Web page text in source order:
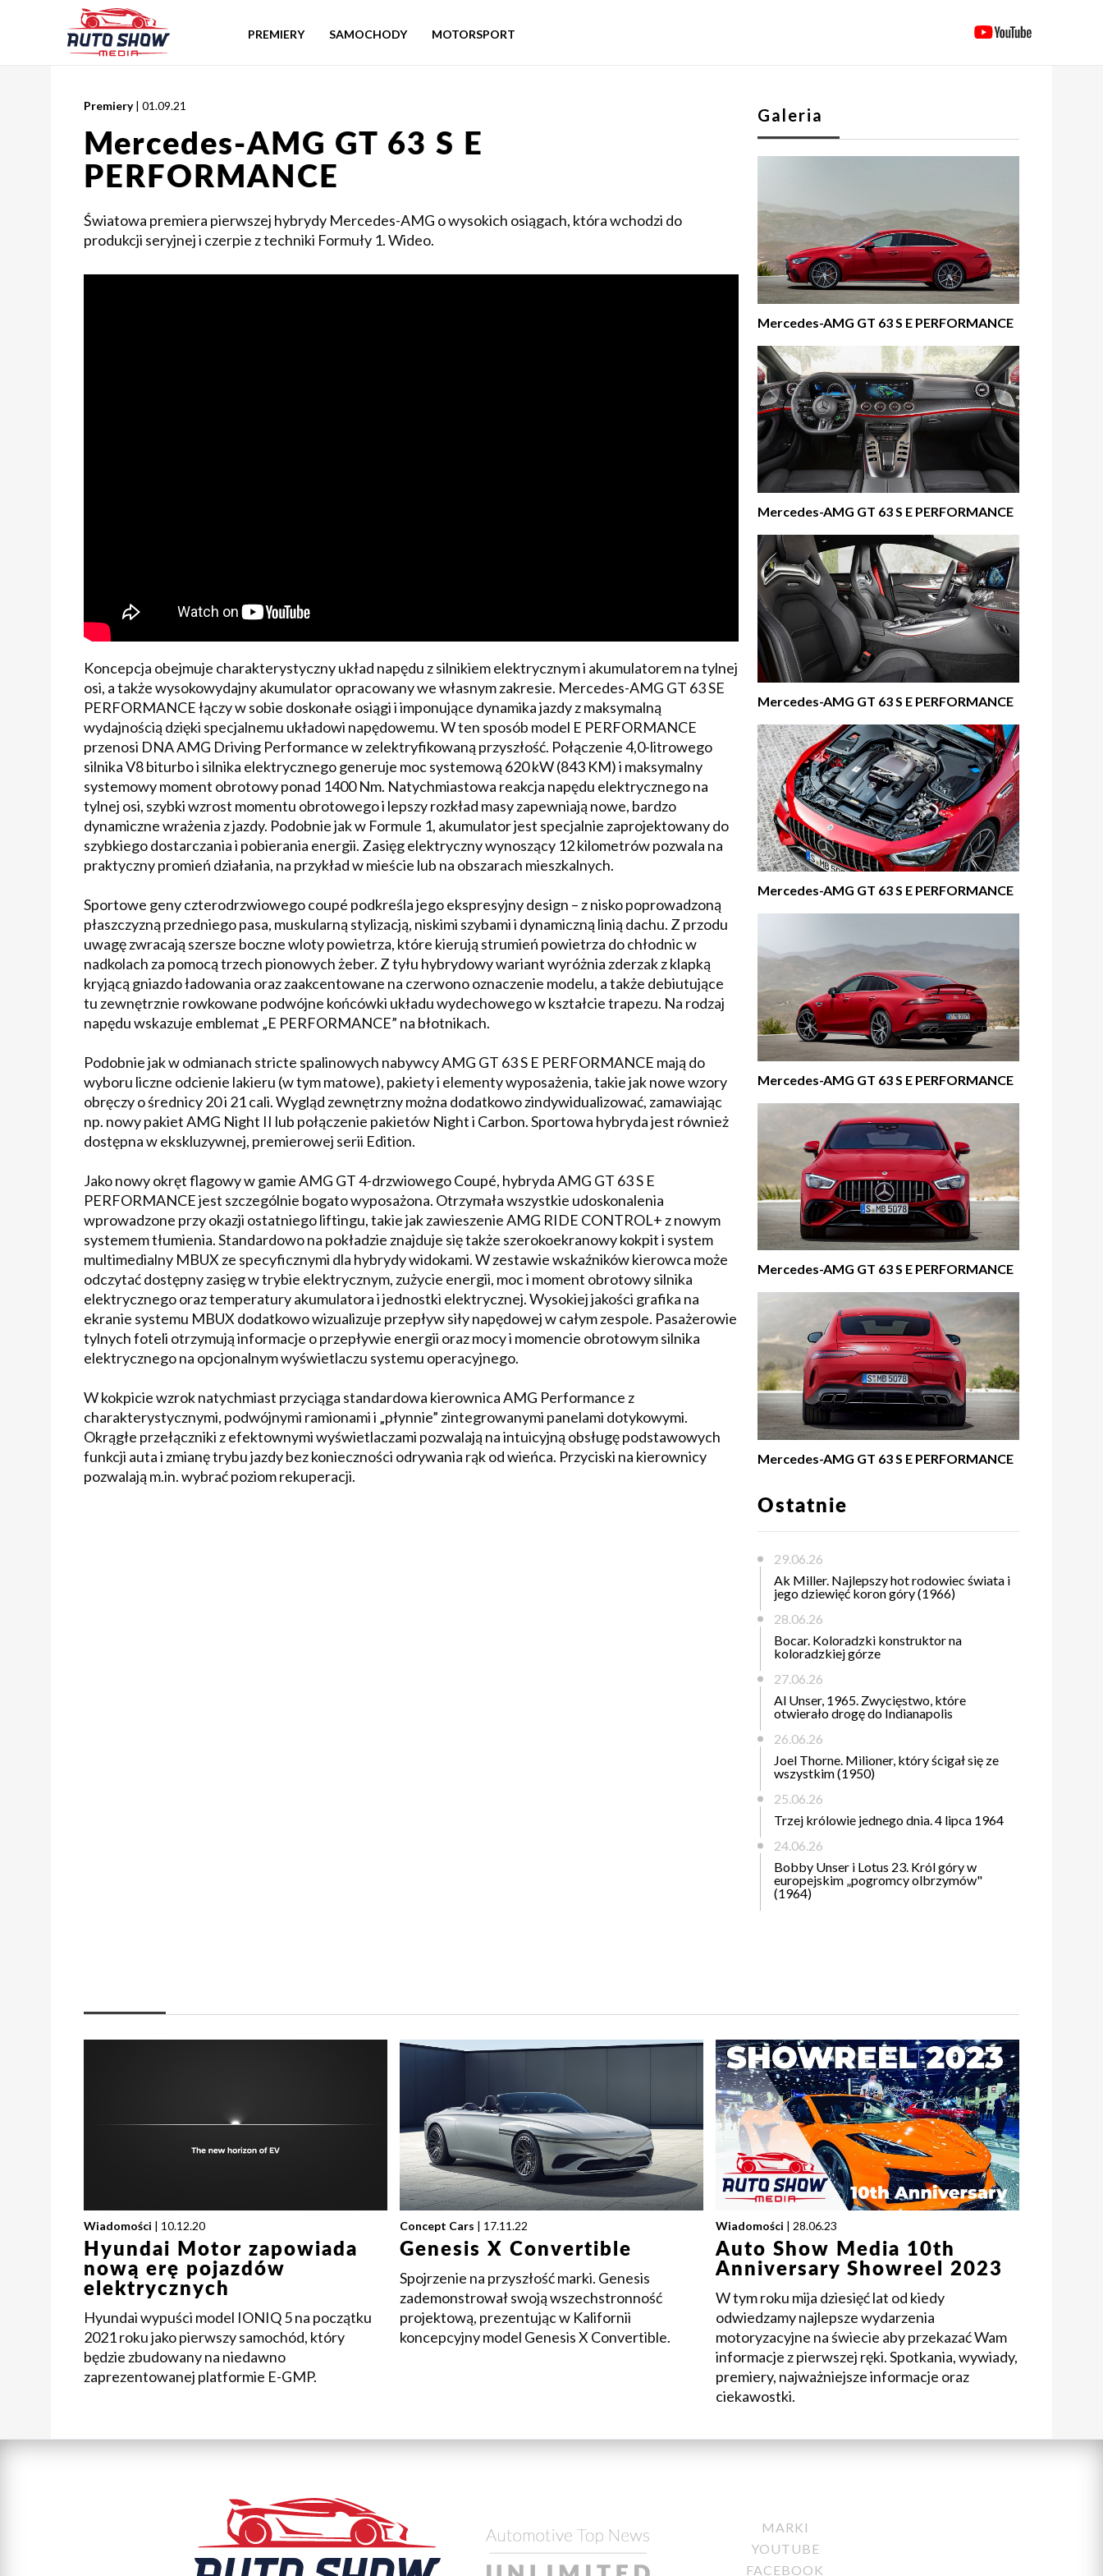
PREMIERY SAMOCHODY MOTORSPORT
Premiery | 01.09.21
Mercedes-AMG GT 63 S E
PERFORMANCE
Światowa premiera pierwszej hybrydy Mercedes-AMG o wysokich osiągach, która wchodzi do
produkcji seryjnej i czerpie z techniki Formuły 1. Wideo.
Koncepcja obejmuje charakterystyczny układ napędu z silnikiem elektrycznym i akumulatorem na tylnej
osi, a także wysokowydajny akumulator opracowany we własnym zakresie. Mercedes-AMG GT 63 SE
PERFORMANCE łączy w sobie doskonałe osiągi i imponujące dynamika jazdy z maksymalną
wydajnością dzięki specjalnemu układowi napędowemu. W ten sposób model E PERFORMANCE
przenosi DNA AMG Driving Performance w zelektryfikowaną przyszłość. Połączenie 4,0-litrowego
silnika V8 biturbo i silnika elektrycznego generuje moc systemową 620 kW (843 KM) i maksymalny
systemowy moment obrotowy ponad 1400 Nm. Natychmiastowa reakcja napędu elektrycznego na
tylnej osi, szybki wzrost momentu obrotowego i lepszy rozkład masy zapewniają nowe, bardzo
dynamiczne wrażenia z jazdy. Podobnie jak w Formule 1, akumulator jest specjalnie zaprojektowany do
szybkiego dostarczania i pobierania energii. Zasięg elektryczny wynoszący 12 kilometrów pozwala na
praktyczny promień działania, na przykład w mieście lub na obszarach mieszkalnych.
Sportowe geny czterodrzwiowego coupé podkreśla jego ekspresyjny design – z nisko poprowadzoną
płaszczyzną przedniego pasa, muskularną stylizacją, niskimi szybami i dynamiczną linią dachu. Z przodu
uwagę zwracają szersze boczne wloty powietrza, które kierują strumień powietrza do chłodnic w
nadkolach za pomocą trzech pionowych żeber. Z tyłu hybrydowy wariant wyróżnia zderzak z klapką
kryjącą gniazdo ładowania oraz zaakcentowane na czerwono oznaczenie modelu, a także debiutujące
tu zewnętrznie rowkowane podwójne końcówki układu wydechowego w kształcie trapezu. Na rodzaj
napędu wskazuje emblemat „E PERFORMANCE” na błotnikach.
Podobnie jak w odmianach stricte spalinowych nabywcy AMG GT 63 S E PERFORMANCE mają do
wyboru liczne odcienie lakieru (w tym matowe), pakiety i elementy wyposażenia, takie jak nowe wzory
obręczy o średnicy 20 i 21 cali. Wygląd zewnętrzny można dodatkowo zindywidualizować, zamawiając
np. nowy pakiet AMG Night II lub połączenie pakietów Night i Carbon. Sportowa hybryda jest również
dostępna w ekskluzywnej, premierowej serii Edition.
Jako nowy okręt flagowy w gamie AMG GT 4-drzwiowego Coupé, hybryda AMG GT 63 S E
PERFORMANCE jest szczególnie bogato wyposażona. Otrzymała wszystkie udoskonalenia
wprowadzone przy okazji ostatniego liftingu, takie jak zawieszenie AMG RIDE CONTROL+ z nowym
systemem tłumienia. Standardowo na pokładzie znajduje się także szerokoekranowy kokpit i system
multimedialny MBUX ze specyficznymi dla hybrydy widokami. W zestawie wskaźników kierowca może
odczytać dostępny zasięg w trybie elektrycznym, zużycie energii, moc i moment obrotowy silnika
elektrycznego oraz temperatury akumulatora i jednostki elektrycznej. Wysokiej jakości grafika na
ekranie systemu MBUX dodatkowo wizualizuje przepływ siły napędowej w całym zespole. Pasażerowie
tylnych foteli otrzymują informacje o przepływie energii oraz mocy i momencie obrotowym silnika
elektrycznego na opcjonalnym wyświetlaczu systemu operacyjnego.
W kokpicie wzrok natychmiast przyciąga standardowa kierownica AMG Performance z
charakterystycznymi, podwójnymi ramionami i „płynnie” zintegrowanymi panelami dotykowymi.
Okrągłe przełączniki z efektownymi wyświetlaczami pozwalają na intuicyjną obsługę podstawowych
funkcji auta i zmianę trybu jazdy bez konieczności odrywania rąk od wieńca. Przyciski na kierownicy
pozwalają m.in. wybrać poziom rekuperacji.
Galeria
Mercedes-AMG GT 63 S E PERFORMANCE
Mercedes-AMG GT 63 S E PERFORMANCE
Mercedes-AMG GT 63 S E PERFORMANCE
Mercedes-AMG GT 63 S E PERFORMANCE
Mercedes-AMG GT 63 S E PERFORMANCE
Mercedes-AMG GT 63 S E PERFORMANCE
Mercedes-AMG GT 63 S E PERFORMANCE
Ostatnie
29.06.26
Ak Miller. Najlepszy hot rodowiec świata i
jego dziewięć koron góry (1966)
28.06.26
Bocar. Koloradzki konstruktor na
koloradzkiej górze
27.06.26
Al Unser, 1965. Zwycięstwo, które
otwierało drogę do Indianapolis
26.06.26
Joel Thorne. Milioner, który ścigał się ze
wszystkim (1950)
25.06.26
Trzej królowie jednego dnia. 4 lipca 1964
24.06.26
Bobby Unser i Lotus 23. Król góry w
europejskim „pogromcy olbrzymów"
(1964)
Wiadomości | 10.12.20
Hyundai Motor zapowiada
nową erę pojazdów
elektrycznych
Hyundai wypuści model IONIQ 5 na początku
2021 roku jako pierwszy samochód, który
będzie zbudowany na niedawno
zaprezentowanej platformie E-GMP.
Concept Cars | 17.11.22
Genesis X Convertible
Spojrzenie na przyszłość marki. Genesis
zademonstrował swoją wszechstronność
projektową, prezentując w Kalifornii
koncepcyjny model Genesis X Convertible.
Wiadomości | 28.06.23
Auto Show Media 10th
Anniversary Showreel 2023
W tym roku mija dziesięć lat od kiedy
odwiedzamy najlepsze wydarzenia
motoryzacyjne na świecie aby przekazać Wam
informacje z pierwszej ręki. Spotkania, wywiady,
premiery, najważniejsze informacje oraz
ciekawostki.
MARKI
YOUTUBE
FACEBOOK